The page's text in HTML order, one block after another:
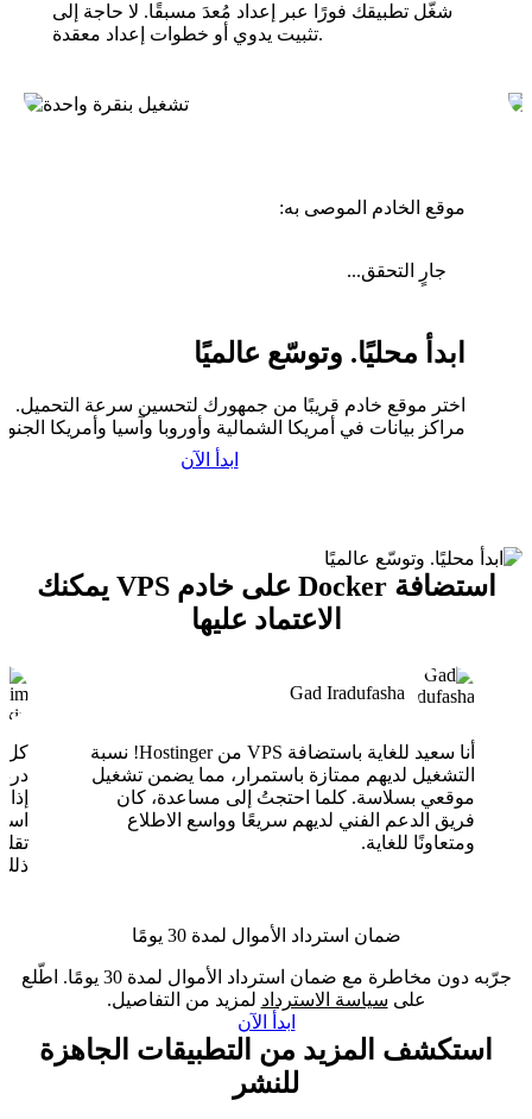
شغّل تطبيقك فورًا عبر إعداد مُعدَ مسبقًا. لا حاجة إلى
تثبيت يدوي أو خطوات إعداد معقدة.
موقع الخادم الموصى به:
جارٍ التحقق...
ابدأ محليًا. وتوسّع عالميًا
اختر موقع خادم قريبًا من جمهورك لتحسين سرعة التحميل.
مراكز بيانات في أمريكا الشمالية وأوروبا وآسيا وأمريكا
ابدأ الآن
استضافة Docker على خادم VPS يمكنك
الاعتماد عليها
Gad Iradufasha
أنا سعيد للغاية باستضافة VPS من Hostinger! نسبة
التشغيل لديهم ممتازة باستمرار، مما يضمن تشغيل
موقعي بسلاسة. كلما احتجتُ إلى مساعدة، كان
فريق الدعم الفني لديهم سريعًا وواسع الاطلاع
ومتعاونًا للغاية.
ضمان استرداد الأموال لمدة 30 يومًا
جرّبه دون مخاطرة مع ضمان استرداد الأموال لمدة 30 يومًا. اطّلع
على سياسة الاسترداد لمزيد من التفاصيل.
ابدأ الآن
استكشف المزيد من التطبيقات الجاهزة
للنشر